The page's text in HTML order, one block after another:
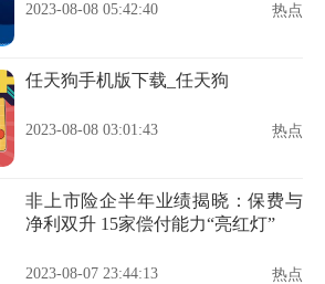
2023-08-08 05:42:40 热点
任天狗手机版下载_任天狗
2023-08-08 03:01:43 热点
非上市险企半年业绩揭晓：保费与
净利双升 15家偿付能力“亮红灯”
2023-08-07 23:44:13 热点